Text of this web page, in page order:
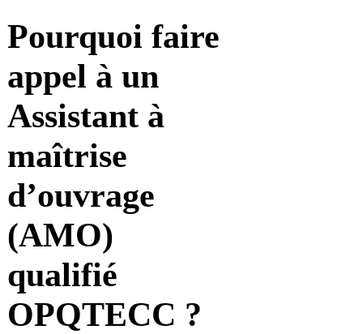
Pourquoi faire
appel à un
Assistant à
maîtrise
d’ouvrage
(AMO)
qualifié
OPQTECC ?